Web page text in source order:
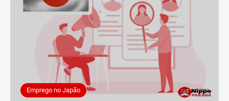
Emprego no Japão